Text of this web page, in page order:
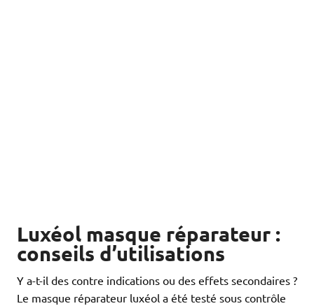
Luxéol masque réparateur :
conseils d’utilisations
Y a-t-il des contre indications ou des effets secondaires ?
Le masque réparateur luxéol a été testé sous contrôle